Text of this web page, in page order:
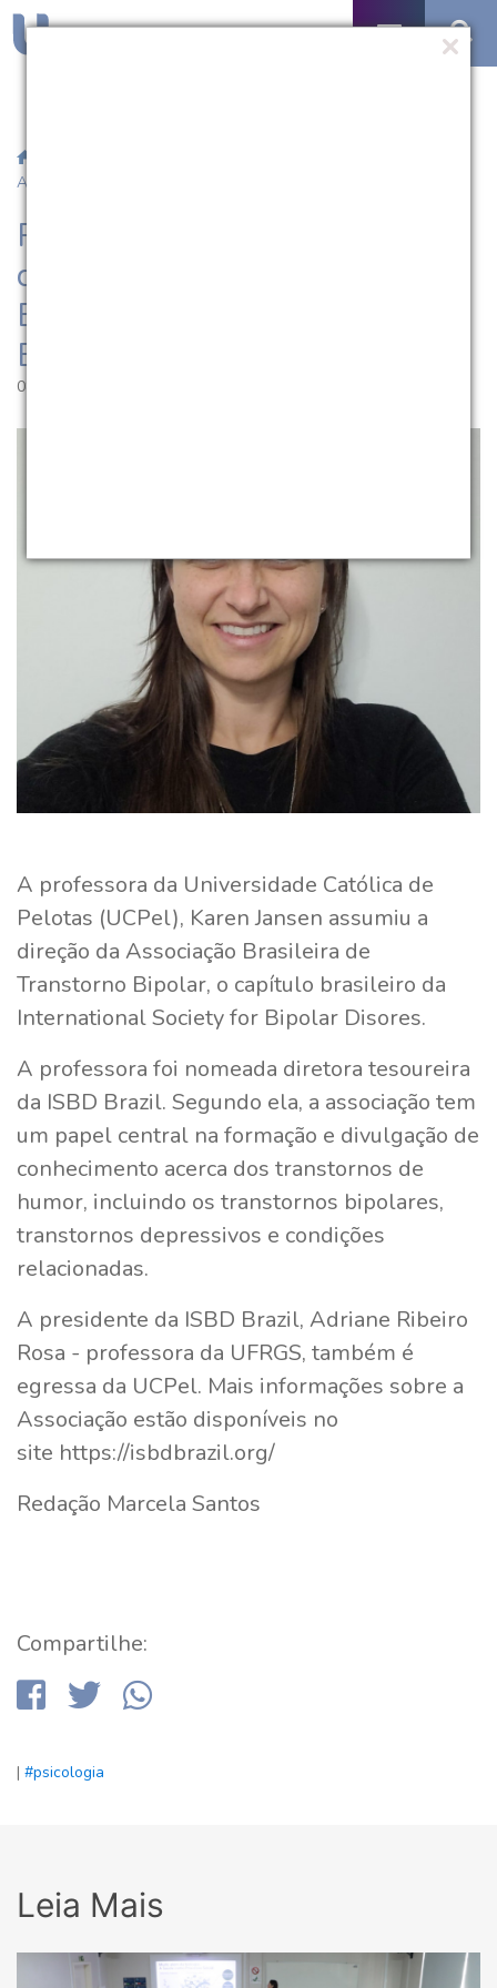
Associação Brasileira de Transtorno Bipolar
Professora da UCPel assume a
direção da Associação
Brasileira de Transtorno
Bipolar
08.08.2024 | 10:08
A professora da Universidade Católica de
Pelotas (UCPel), Karen Jansen assumiu a
direção da Associação Brasileira de
Transtorno Bipolar, o capítulo brasileiro da
International Society for Bipolar Disores.
A professora foi nomeada diretora tesoureira
da ISBD Brazil. Segundo ela, a associação tem
um papel central na formação e divulgação de
conhecimento acerca dos transtornos de
humor, incluindo os transtornos bipolares,
transtornos depressivos e condições
relacionadas.
A presidente da ISBD Brazil, Adriane Ribeiro
Rosa - professora da UFRGS, também é
egressa da UCPel. Mais informações sobre a
Associação estão disponíveis no
site https://isbdbrazil.org/
Redação Marcela Santos
Compartilhe:
| #psicologia
Leia Mais